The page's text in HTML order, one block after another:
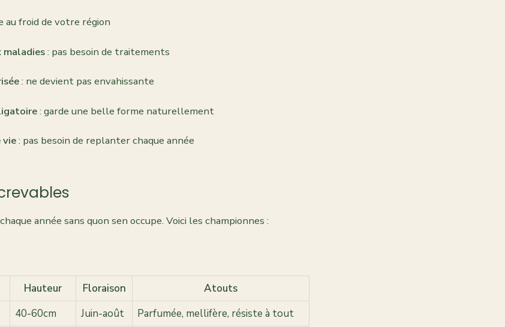
au froid de votre région
maladies: pas besoin de traitements
: ne devient pas envahissante
: garde une belle forme naturellement
vie: pas besoin de replanter chaque année
année sans quon sen occupe. Voici les championnes :
Hauteur Floraison
Atouts
40-60cm Juin-août Parfumée, mellifère, résiste à tout